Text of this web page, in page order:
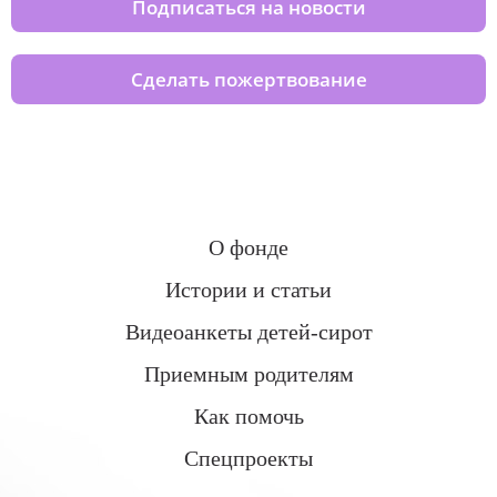
Подписаться на новости
Сделать пожертвование
О фонде
Истории и статьи
Видеоанкеты детей-сирот
Приемным родителям
Как помочь
Спецпроекты